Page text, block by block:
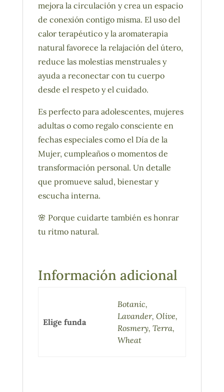
mejora la circulación y crea un espacio
de conexión contigo misma. El uso del
calor terapéutico y la aromaterapia
natural favorece la relajación del útero,
reduce las molestias menstruales y
ayuda a reconectar con tu cuerpo
desde el respeto y el cuidado.
Es perfecto para adolescentes, mujeres
adultas o como regalo consciente en
fechas especiales como el Día de la
Mujer, cumpleaños o momentos de
transformación personal. Un detalle
que promueve salud, bienestar y
escucha interna.
🌸 Porque cuidarte también es honrar
tu ritmo natural.
Información adicional
Elige funda
Botanic,
Lavander, Olive,
Rosmery, Terra,
Wheat